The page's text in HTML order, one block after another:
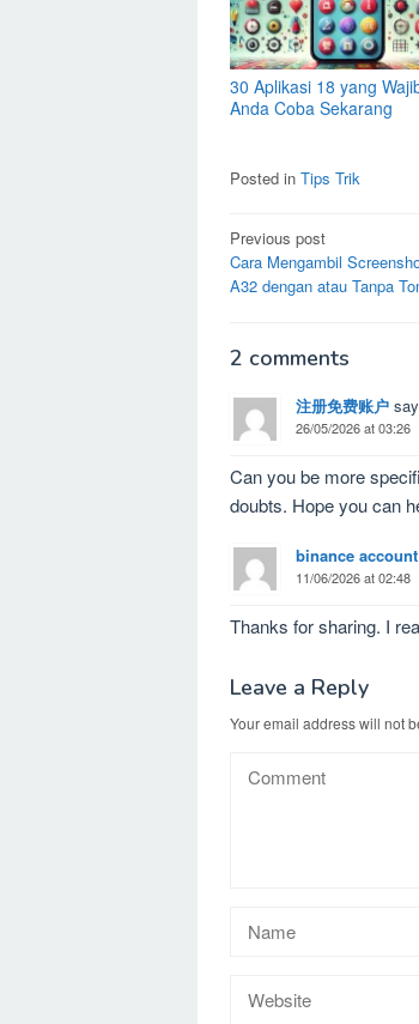
30 Aplikasi 18 yang
Anda Coba Sekarang
Posted in Tips Trik
Post
navigation
Previous post
Cara Mengambil
A32 dengan atau Tanpa
2 comments
注册免费账户
26/05/2026 at 03:26
Can you be more
doubts. Hope you can
binance account
11/06/2026 at 02:48
Thanks for sharing. I
Leave a Reply
Your email address will not